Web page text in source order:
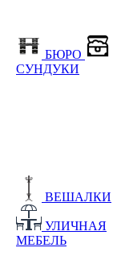
БЮРО
СУНДУКИ
ВЕШАЛКИ
УЛИЧНАЯ
МЕБЕЛЬ